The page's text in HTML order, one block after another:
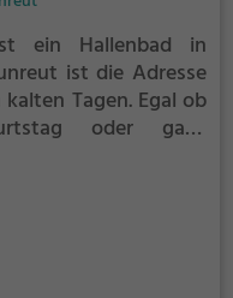
ein Hallenbad in
ist die Adresse
Tagen. Egal ob
oder ganz